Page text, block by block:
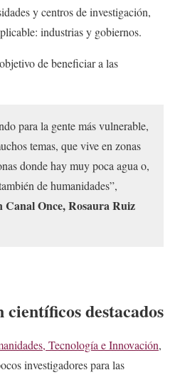
y centros de investigación,
industrias y gobiernos.
de beneficiar a las
para la gente más vulnerable,
temas, que vive en zonas
donde hay muy poca agua o,
de humanidades”,
Canal Once, Rosaura Ruiz
destacados
Tecnología e Innovación,
investigadores para las